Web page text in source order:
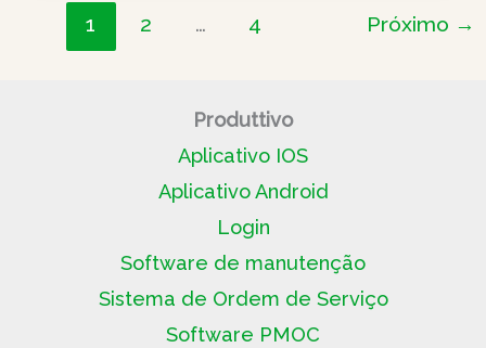
automação
de
1 2 … 4 Próximo →
Produttivo
Aplicativo IOS
Aplicativo Android
Login
Software de manutenção
Sistema de Ordem de Serviço
Software PMOC